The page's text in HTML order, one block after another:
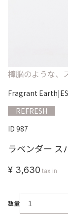
樟脳のような、
Fragrant Earth|
REFRESH
ID 987
ラベンダー ス
¥ 3,630 tax in
数量